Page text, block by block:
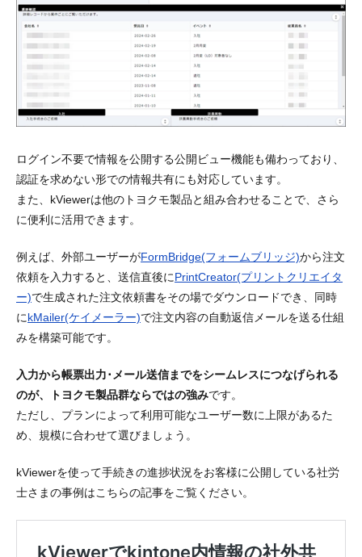
ログイン不要で情報を公開する公開ビュー機能も備わっており、
認証を求めない形での情報共有にも対応しています。
また、kViewerは他のトヨクモ製品と組み合わせることで、さら
に便利に活用できます。
例えば、外部ユーザーがFormBridge(フォームブリッジ)から注文
依頼を入力すると、送信直後にPrintCreator(プリントクリエイタ
ー)で生成された注文依頼書をその場でダウンロードでき、同時
にkMailer(ケイメーラー)で注文内容の自動返信メールを送る仕組
みを構築可能です。
入力から帳票出力･メール送信までをシームレスにつなげられる
のが、トヨクモ製品群ならではの強みです。
ただし、プランによって利用可能なユーザー数に上限があるた
め、規模に合わせて選びましょう。
kViewerを使って手続きの進捗状況をお客様に公開している社労
士さまの事例はこちらの記事をご覧ください。